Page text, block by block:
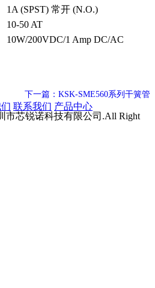
1A (SPST) 常开 (N.O.)
10-50 AT
10W/200VDC/1 Amp DC/AC
下一篇：KSK-SME560系列干簧管
联系我们 产品中心
市芯锐诺科技有限公司.All Right